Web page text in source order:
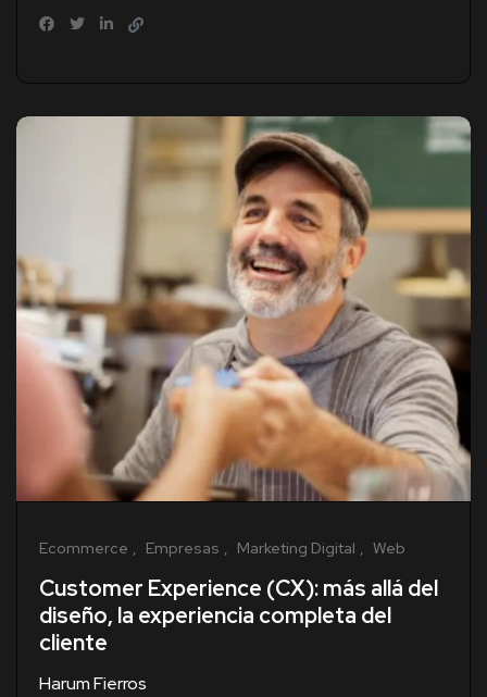
Ecommerce Empresas Marketing Digital Web
Customer Experience (CX): más allá del
diseño, la experiencia completa del
cliente
Harum Fierros